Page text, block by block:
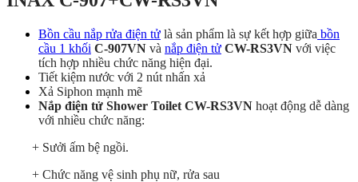
Bồn cầu nắp rửa điện tử là sản phẩm là sự kết hợp giữa bồn
cầu 1 khối C-907VN và nắp điện tử CW-RS3VN với việc
tích hợp nhiều chức năng hiện đại.
Tiết kiệm nước với 2 nút nhấn xả
Xả Siphon mạnh mẽ
Nắp điện tử Shower Toilet CW-RS3VN hoạt động dễ dàng
với nhiều chức năng:
+ Sưởi ấm bệ ngồi.
+ Chức năng vệ sinh phụ nữ, rửa sau